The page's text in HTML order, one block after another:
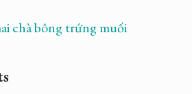
chà bông trứng muối